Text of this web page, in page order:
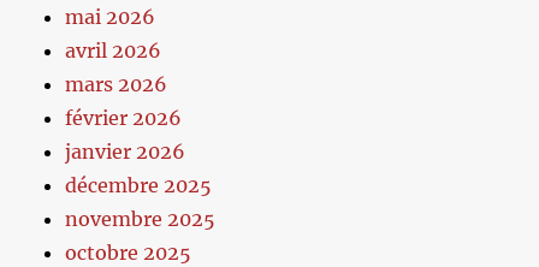
mai 2026
avril 2026
mars 2026
février 2026
janvier 2026
décembre 2025
novembre 2025
octobre 2025